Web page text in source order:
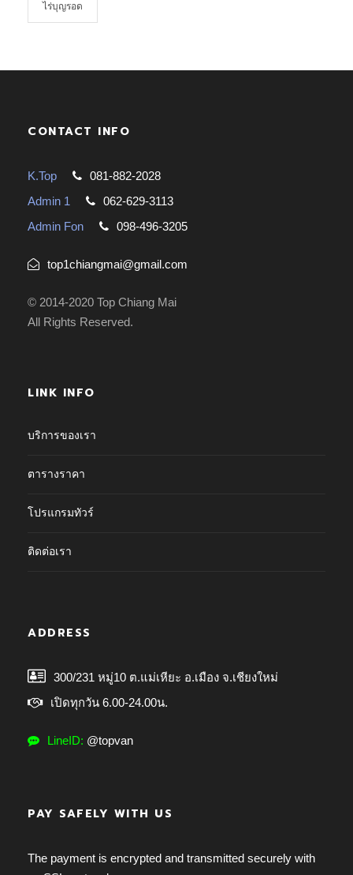
ไร่บุญรอด
CONTACT INFO
K.Top
081-882-2028
Admin 1
062-629-3113
Admin Fon
098-496-3205
top1chiangmai@gmail.com
© 2014-2020 Top Chiang Mai
All Rights Reserved.
LINK INFO
บริการของเรา
ตารางราคา
โปรแกรมทัวร์
ติดต่อเรา
ADDRESS
300/231 หมู่10 ต.แม่เหียะ อ.เมือง จ.เชียงใหม่
เปิดทุกวัน 6.00-24.00น.
LineID: @topvan
PAY SAFELY WITH US
The payment is encrypted and transmitted securely with